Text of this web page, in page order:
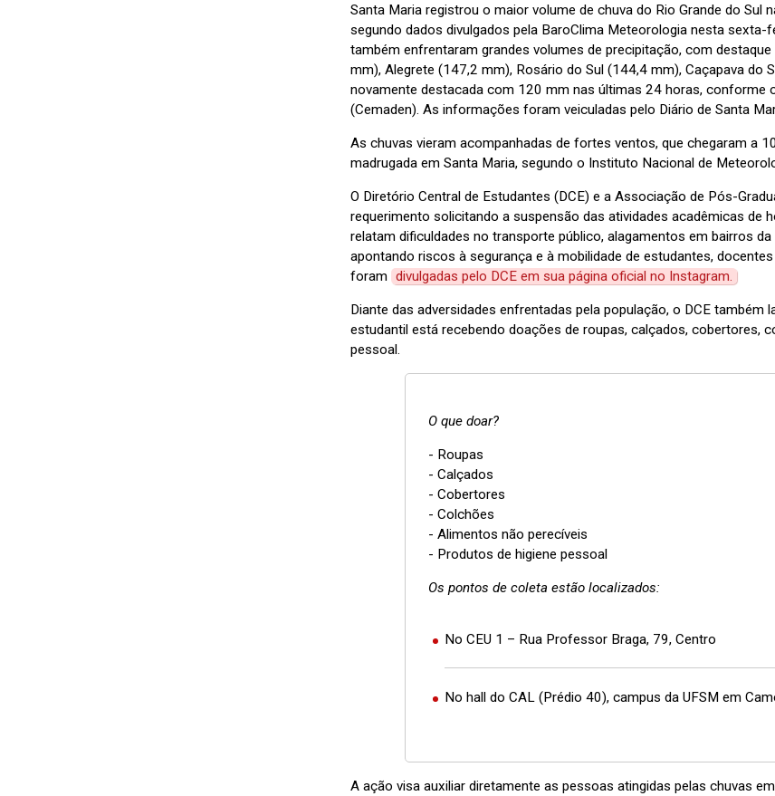
Santa Maria registrou o maior volume de chuva do Rio Grande do
segundo dados divulgados pela BaroClima Meteorologia nesta
também enfrentaram grandes volumes de precipitação, com
mm), Alegrete (147,2 mm), Rosário do Sul (144,4 mm), Caçapava do
novamente destacada com 120 mm nas últimas 24 horas, conforme
(Cemaden). As informações foram veiculadas pelo Diário de Santa
As chuvas vieram acompanhadas de fortes ventos, que chegaram a
madrugada em Santa Maria, segundo o Instituto Nacional de
O Diretório Central de Estudantes (DCE) e a Associação de Pós-
requerimento solicitando a suspensão das atividades acadêmicas de
relatam dificuldades no transporte público, alagamentos em bairros
apontando riscos à segurança e à mobilidade de estudantes,
foram divulgadas pelo DCE em sua página oficial no Instagram.
Diante das adversidades enfrentadas pela população, o DCE também
estudantil está recebendo doações de roupas, calçados, cobertores,
pessoal.
O que doar?
- Roupas
- Calçados
- Cobertores
- Colchões
- Alimentos não perecíveis
- Produtos de higiene pessoal
Os pontos de coleta estão localizados:
No CEU 1 – Rua Professor Braga, 79, Centro
No hall do CAL (Prédio 40), campus da UFSM em
A ação visa auxiliar diretamente as pessoas atingidas pelas chuvas